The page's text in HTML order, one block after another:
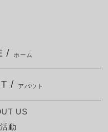
/ ホーム
/ アバウト
US
動